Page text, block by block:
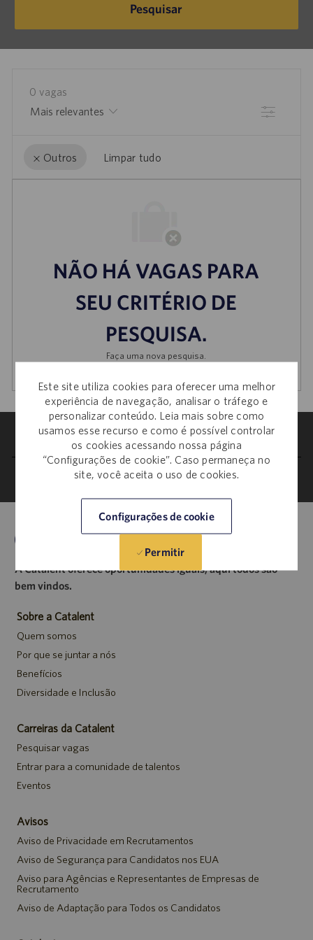
Este site utiliza cookies para oferecer uma melhor
experiência de navegação, analisar o tráfego e
personalizar conteúdo. Leia mais sobre como
usamos esse recurso e como é possível controlar
os cookies acessando nossa página
“Configurações de cookie”. Caso permaneça no
site, você aceita o uso de cookies.
Configurações de cookie
Permitir
Pesquisar
0 vagas
Filtrar
Outros Limpar tudo
NÃO HÁ VAGAS PARA
SEU CRITÉRIO DE
PESQUISA.
Faça uma nova pesquisa.
Configurações de cookie do site de carreiras
Informações pessoais
A Catalent oferece oportunidades iguais, aqui todos são
bem vindos.
Sobre a Catalent
Quem somos
Por que se juntar a nós
Benefícios
Diversidade e Inclusão
Carreiras da Catalent
Pesquisar vagas
Entrar para a comunidade de talentos
Eventos
Avisos
Aviso de Privacidade em Recrutamentos
Aviso de Segurança para Candidatos nos EUA
Aviso para Agências e Representantes de Empresas de
Recrutamento
Aviso de Adaptação para Todos os Candidatos